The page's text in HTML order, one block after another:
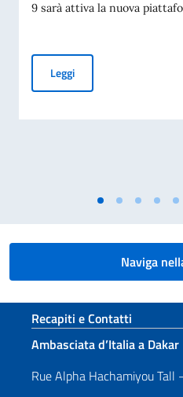
9 sarà attiva la nuova
LeggiPiattaforma per la
Naviga
Sezione footer
Recapiti e Contatti
Ambasciata d’Italia a Dakar
Rue Alpha Hachamiyou Tall